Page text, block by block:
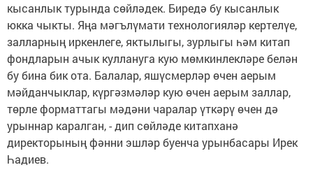
кысанлык турында сөйләдек. Биредә бу кысанлык
юкка чыкты. Яңа мәгълүмати технологияләр кертелүе,
залларның иркенлеге, яктылыгы, зурлыгы һәм китап
фондларын ачык куллануга кую мөмкинлекләре белән
бу бина бик ота. Балалар, яшүсмерләр өчен аерым
мәйданчыклар, күргәзмәләр кую өчен аерым заллар,
төрле форматтагы мәдәни чаралар үткәрү өчен дә
урыннар каралган, - дип сөйләде китапханә
директорының фәнни эшләр буенча урынбасары Ирек
Һадиев.